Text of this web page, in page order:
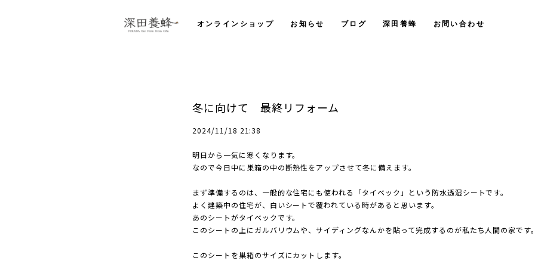
オンラインショップ お知らせ ブログ 深田養蜂 お問い合わせ
冬に向けて 最終リフォーム
2024/11/18 21:38
明日から一気に寒くなります。
なので今日中に巣箱の中の断熱性をアップさせて冬に備えます。
まず準備するのは、一般的な住宅にも使われる「タイベック」という防水透湿シートです。
よく建築中の住宅が、白いシートで覆われている時があると思います。
あのシートがタイベックです。
このシートの上にガルバリウムや、サイディングなんかを貼って完成するのが私たち人間の家です
このシートを巣箱のサイズにカットします。